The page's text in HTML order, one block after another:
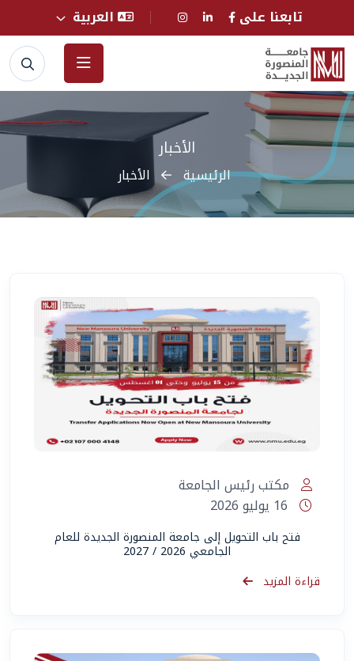
تابعنا على العربية
الأخبار
الرئيسية الأخبار
مكتب رئيس الجامعة
فتح باب التحويل إلى جامعة المنصورة الجديدة للعام
الجامعي 2026 / 2027
قراءة المزيد
المساعد الذكي (NMU)